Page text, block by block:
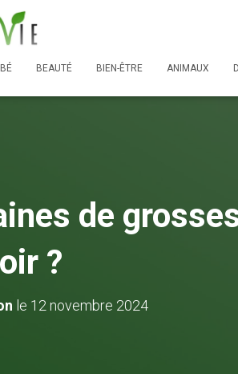
BEAUTÉ BIEN-ÊTRE ANIMAUX
de
?
le 12 novembre 2024